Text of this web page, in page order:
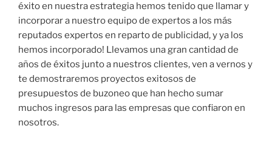
éxito en nuestra estrategia hemos tenido que llamar y
incorporar a nuestro equipo de expertos a los más
reputados expertos en reparto de publicidad, y ya los
hemos incorporado! Llevamos una gran cantidad de
años de éxitos junto a nuestros clientes, ven a vernos y
te demostraremos proyectos exitosos de
presupuestos de buzoneo que han hecho sumar
muchos ingresos para las empresas que confiaron en
nosotros.